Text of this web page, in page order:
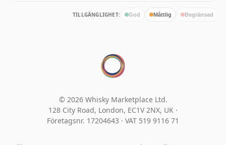
TILLGÄNGLIGHET: God Måttlig Begränsad
© 2026 Whisky Marketplace Ltd.
128 City Road, London, EC1V 2NX, UK ·
Företagsnr. 17204643 · VAT 519 9116 71